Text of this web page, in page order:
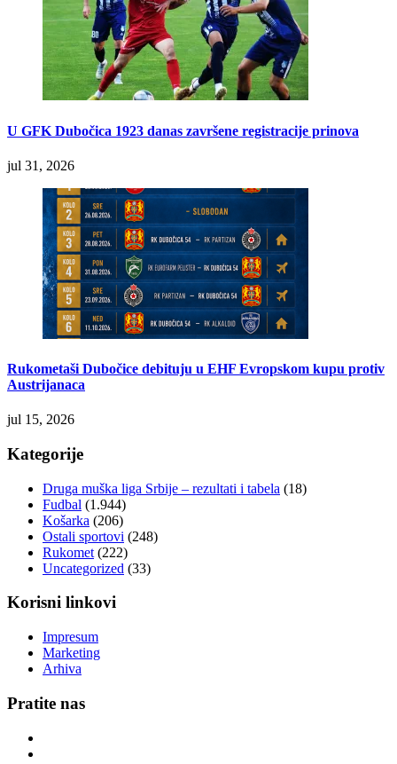
U GFK Dubočica 1923 danas završene registracije prinova
jul 31, 2026
Rukometaši Dubočice debituju u EHF Evropskom kupu protiv
Austrijanaca
jul 15, 2026
Kategorije
Druga muška liga Srbije – rezultati i tabela (18)
Fudbal (1.944)
Košarka (206)
Ostali sportovi (248)
Rukomet (222)
Uncategorized (33)
Korisni linkovi
Impresum
Marketing
Arhiva
Pratite nas